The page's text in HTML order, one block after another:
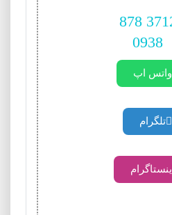
3712 878
0938
واتس اپ
تلگرام
اینستاگرام